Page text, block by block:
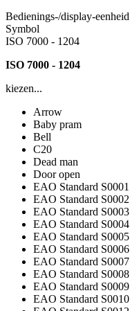
Bedienings-/display-eenheid
Symbol
ISO 7000 - 1204
ISO 7000 - 1204
kiezen...
Arrow
Baby pram
Bell
C20
Dead man
Door open
EAO Standard S0001
EAO Standard S0002
EAO Standard S0003
EAO Standard S0004
EAO Standard S0005
EAO Standard S0006
EAO Standard S0007
EAO Standard S0008
EAO Standard S0009
EAO Standard S0010